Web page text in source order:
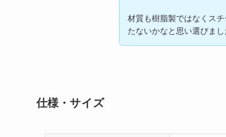
材質も樹脂製ではなくス
たないかなと思い選びま
仕様・サイズ